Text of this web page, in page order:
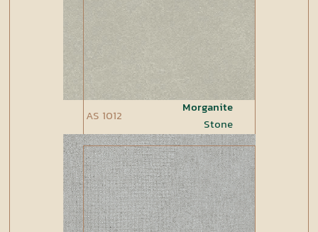
Morganite
Stone
AS 1012